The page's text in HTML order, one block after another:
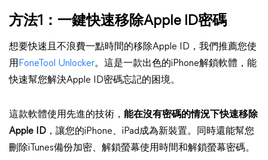
方法1：一鍵快速移除Apple ID密碼
想要快速且不浪費一點時間的移除Apple ID，我們推薦您使
用 FoneTool Unlocker。這是一款出色的iPhone解鎖軟體，能
快速幫您解決Apple ID密碼忘記的困境。
這款軟體使用先進的技術， 能在沒有密碼的情況下快速移除
Apple ID ，讓您的iPhone、iPad成為新裝置。同時還能幫您
刪除iTunes備份加密、解鎖螢幕使用時間和解鎖螢幕密碼。